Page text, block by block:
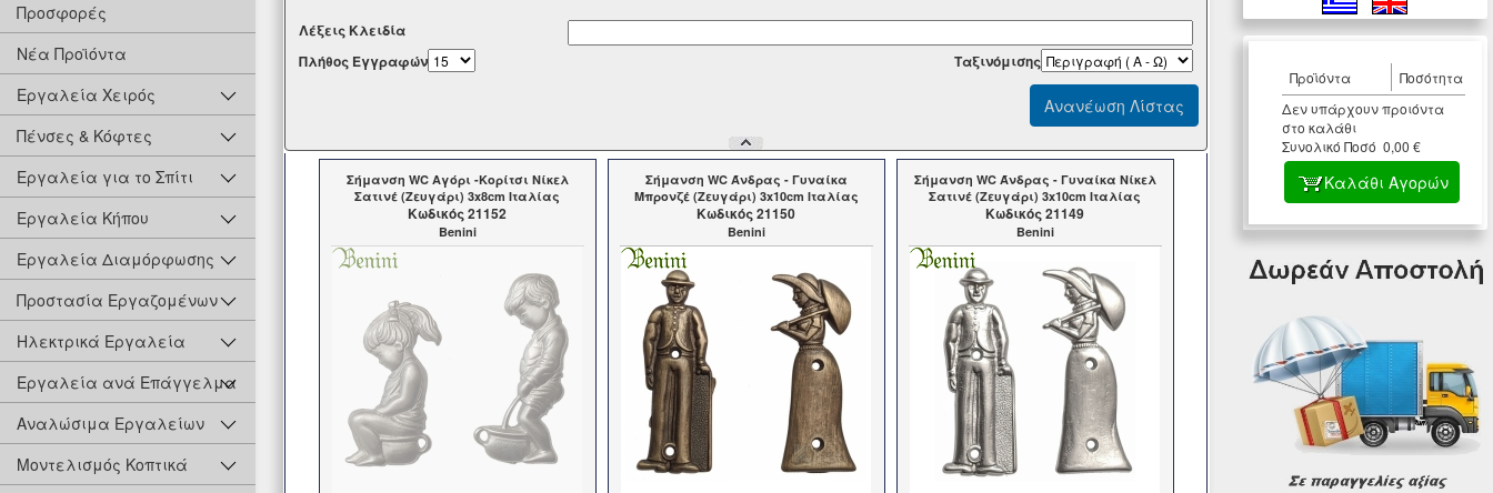
Προσφορές
Νέα Προϊόντα
Εργαλεία Χειρός
Πένσες & Κόφτες
Εργαλεία για το Σπίτι
Εργαλεία Κήπου
Εργαλεία Διαμόρφωσης
Προστασία Εργαζομένων
Ηλεκτρικά Εργαλεία
Εργαλεία ανά Επάγγελμα
Αναλώσιμα Εργαλείων
Μοντελισμός Κοπτικά
Λέξεις Κλειδία
Πλήθος Εγγραφών
Tαξινόμισης
Σήμανση WC Αγόρι -Κορίτσι Νίκελ
Σατινέ (Ζευγάρι) 3x8cm Ιταλίας
Kωδικός 21152
Benini
Σήμανση WC Άνδρας - Γυναίκα
Μπρονζέ (Ζευγάρι) 3x10cm Ιταλίας
Kωδικός 21150
Benini
Σήμανση WC Άνδρας - Γυναίκα Νίκελ
Σατινέ (Ζευγάρι) 3x10cm Ιταλίας
Kωδικός 21149
Benini
Προϊόντα
Ποσότητα
Δεν υπάρχουν προιόντα
στο καλάθι
Συνολικό Ποσό 0,00 €
Καλάθι Αγορών